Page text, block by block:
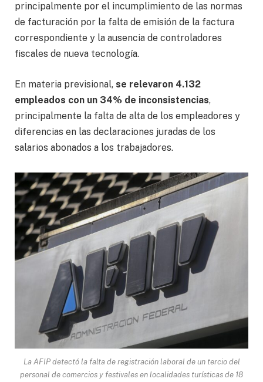
principalmente por el incumplimiento de las normas
de facturación por la falta de emisión de la factura
correspondiente y la ausencia de controladores
fiscales de nueva tecnología.
En materia previsional, se relevaron 4.132
empleados con un 34% de inconsistencias,
principalmente la falta de alta de los empleadores y
diferencias en las declaraciones juradas de los
salarios abonados a los trabajadores.
La AFIP detectó la falta de registración laboral de un tercio del
personal de comercios y festivales en localidades turísticas de 18